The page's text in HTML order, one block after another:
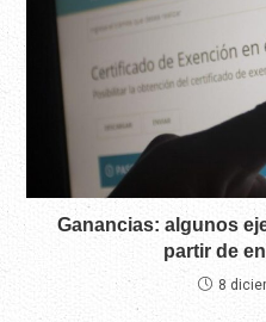
Ganancias: algunos
partir de
8